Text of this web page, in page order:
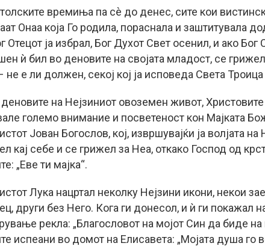
времиња па сè до денес, сите кои
Онаа која Го родила, пораснала и заштитувала
Отецот ја избрал, Бог Духот Свет осенил, и ако
ѝ бил во деновите на својата младост, се
не е ли должен, секој кој ја исповеда Света Троица
на Нејзиниот овоземен живот,
големо внимание и посветеност кон Мајката
Јован Богослов, кој, извршувајќи ја волјата
кај себе и се грижел за Неа, откако Господ од
„Еве ти мајка“.
Лука нацртал неколку Нејзини икони, некои
други без Него. Кога ги донесол, и ѝ ги покажал
рекла: „Благословот на мојот Син да биде на
испеани во домот на Елисавета: „Мојата душа го